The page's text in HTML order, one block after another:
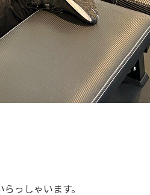
っしゃいます。